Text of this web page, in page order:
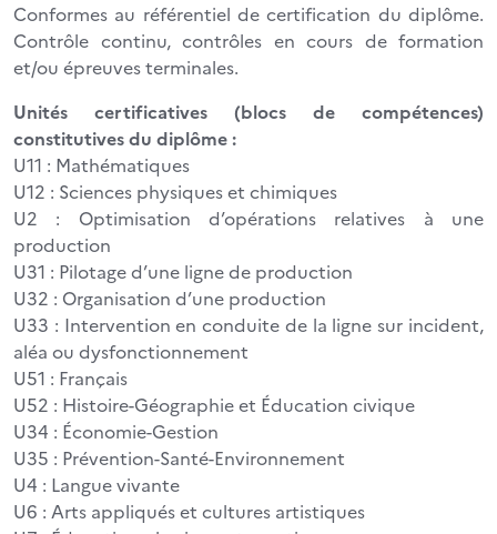
Conformes au référentiel de certification du diplôme.
Contrôle continu, contrôles en cours de formation
et/ou épreuves terminales.
Unités certificatives (blocs de compétences)
constitutives du diplôme :
U11 : Mathématiques
U12 : Sciences physiques et chimiques
U2 : Optimisation d’opérations relatives à une
production
U31 : Pilotage d’une ligne de production
U32 : Organisation d’une production
U33 : Intervention en conduite de la ligne sur incident,
aléa ou dysfonctionnement
U51 : Français
U52 : Histoire-Géographie et Éducation civique
U34 : Économie-Gestion
U35 : Prévention-Santé-Environnement
U4 : Langue vivante
U6 : Arts appliqués et cultures artistiques